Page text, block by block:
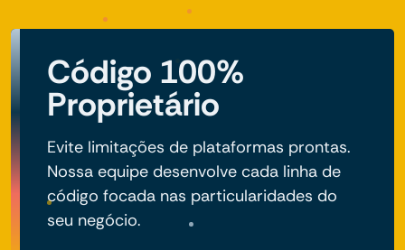
Código 100%
Proprietário
Evite limitações de plataformas prontas.
Nossa equipe desenvolve cada linha de
código focada nas particularidades do
seu negócio.